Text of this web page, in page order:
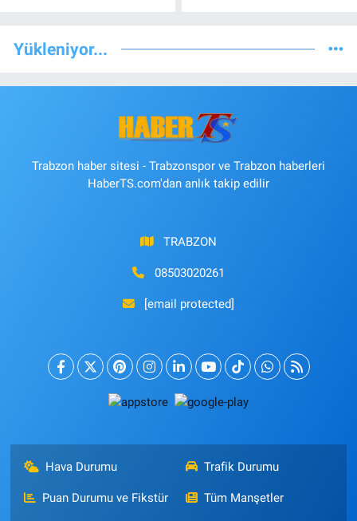
Yükleniyor...
Trabzon haber sitesi - Trabzonspor ve Trabzon haberleri
HaberTS.com'dan anlık takip edilir
TRABZON
08503020261
[email protected]
Hava Durumu Trafik Durumu
Puan Durumu ve Fikstür Tüm Manşetler